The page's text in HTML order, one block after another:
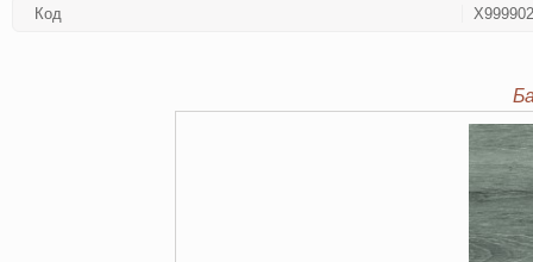
Код